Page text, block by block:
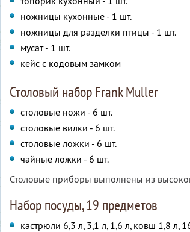
ножницы кухонные - 1 шт.
ножницы для разделки птицы - 1 шт.
мусат - 1 шт.
кейс с кодовым замком
Столовый набор Frank Muller
столовые ножи - 6 шт.
столовые вилки - 6 шт.
столовые ложки - 6 шт.
чайные ложки - 6 шт.
Столовые приборы выполнены из
Набор посуды, 19 предметов
кастрюли 6,3 л, 3,1 л, 1,6 л, ковш 1,8 л,